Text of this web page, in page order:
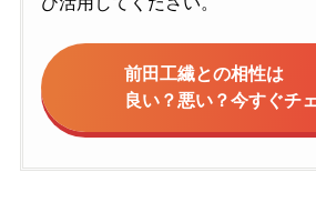
前田工繊との相性は
良い？悪い？今すぐチ